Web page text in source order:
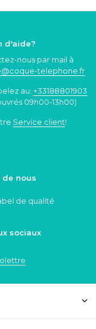
d'aide?
nous par mail à
-telephone.fr
au: +33188801903
09h00-13h00)
Service client!
de nous
de qualité
sociaux